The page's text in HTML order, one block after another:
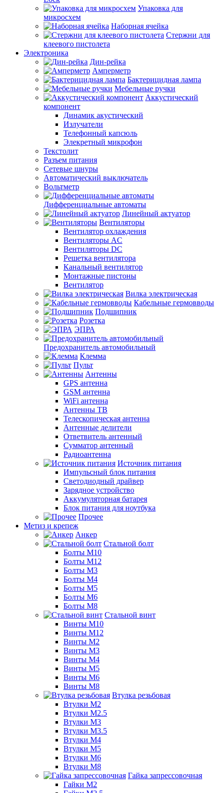
Упаковка для
микросхем
Наборная ячейка
Стержни для
клеевого пистолета
Электроника
Дин-рейка
Амперметр
Бактерицидная лампа
Мебельные ручки
Аккустический
компонент
Динамик акустический
Излучатели
Телефонный капсюль
Элекретный микрофон
Текстолит
Разъем питания
Сетевые шнуры
Автоматический выключатель
Вольтметр
Дифференциальные автоматы
Линейный актуатор
Вентиляторы
Вентилятор охлаждения
Вентиляторы AC
Вентиляторы DC
Решетка вентилятора
Канальный вентилятор
Монтажные пистоны
Вентилятор
Вилка электрическая
Кабельные гермовводы
Подшипник
Розетка
ЭПРА
Предохранитель автомобильный
Клемма
Пульт
Антенны
GPS антенна
GSM антенна
WiFi антенна
Антенны ТВ
Телескопическая антенна
Антенные делители
Ответвитель антенный
Сумматор антенный
Радиоантенна
Источник питания
Импульсный блок питания
Светодиодный драйвер
Зарядное устройство
Аккумуляторная батарея
Блок питания для ноутбука
Прочее
Метиз и крепеж
Анкер
Стальной болт
Болты М10
Болты М12
Болты М3
Болты М4
Болты М5
Болты М6
Болты М8
Стальной винт
Винты М10
Винты М12
Винты М2
Винты М3
Винты М4
Винты М5
Винты М6
Винты М8
Втулка резьбовая
Втулки М2
Втулки М2.5
Втулки М3
Втулки М3.5
Втулки М4
Втулки М5
Втулки М6
Втулки М8
Гайка запрессовочная
Гайки М2